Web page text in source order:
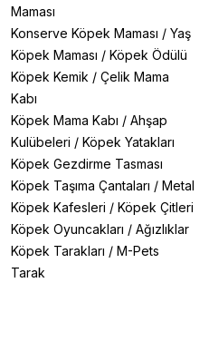
Maması
Konserve Köpek Maması / Yaş
Köpek Maması / Köpek Ödülü
Köpek Kemik / Çelik Mama
Kabı
Köpek Mama Kabı / Ahşap
Kulübeleri / Köpek Yatakları
Köpek Gezdirme Tasması
Köpek Taşıma Çantaları / Metal
Köpek Kafesleri / Köpek Çitleri
Köpek Oyuncakları / Ağızlıklar
Köpek Tarakları / M-Pets
Tarak